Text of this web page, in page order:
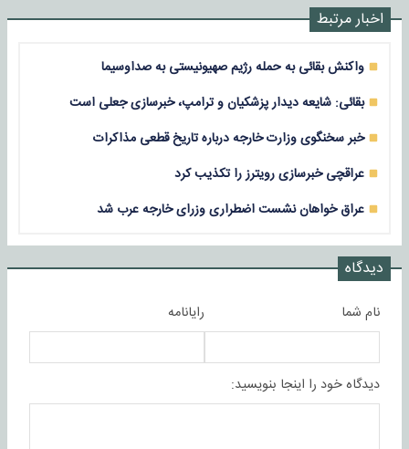
اخبار مرتبط
واکنش بقائی به حمله رژیم صهیونیستی به صداوسیما
بقائی: شایعه دیدار پزشکیان و ترامپ، خبرسازی جعلی است
خبر سخنگوی وزارت خارجه درباره تاریخ قطعی مذاکرات
عراقچی خبرسازی رویترز را تکذیب کرد
عراق خواهان نشست اضطراری وزرای خارجه عرب شد
دیدگاه
نام شما رایانامه
دیدگاه خود را اینجا بنویسید: